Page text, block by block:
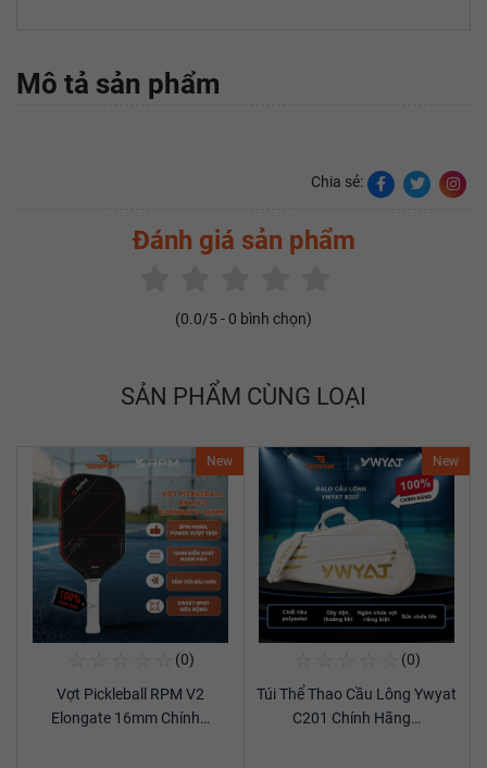
Mô tả sản phẩm
Chia sẻ:
Đánh giá sản phẩm
(0.0/5 - 0 bình chọn)
SẢN PHẨM CÙNG LOẠI
New
(0)
Vợt Pickleball RPM V2
Elongate 16mm Chính…
New
(0)
Túi Thể Thao Cầu Lông Ywyat
C201 Chính Hãng…